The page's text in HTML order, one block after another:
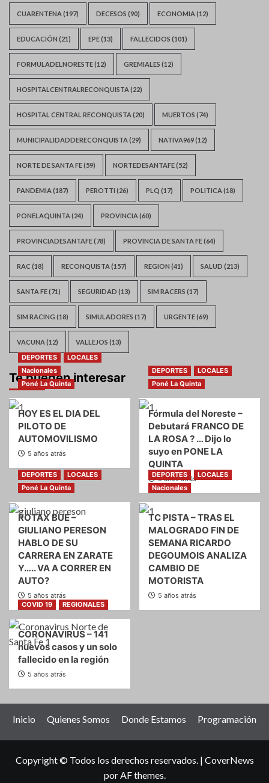
CUARENTENA (197) DECESOS (90) ECONOMIA (12)
EDUCACIÓN (21) EPE(13) FALLECIDOS (101)
FORMULADELNORESTE(12) GREMIALES (12)
HOSPITALCENTRALRECONQUISTA (22)
HOSPITAL CENTRAL RECONQUISTA (20) MUERTOS (74)
MUNICIPALIDADDERECONQUISTA (29) NATIVA969(12)
NORTE DE SANTA FE(59) NORTEDESANTAFE(52)
PANDEMIA (187) PEROTTI (26) PLQ (17) POLITICA (18)
PONELAQUINTA (24) PROVINCIA (60)
PROVINCIADESANTAFE(78) PROVINCIA DE SANTA FE(64)
RAC (18) RECONQUISTA (157) REGION (41) SALUD (213)
SANTA FE(71) SEGURIDAD (13) SIM RACERS (17)
SIM RACING (18) SIMULADORES (17) URGENTE(69)
VACUNA (12) VALLEJOS (13)
Te pueden interesar
DEPORTES
LOCALES
Nacionales
Poné La Quinta
HOY ES EL DIA DEL
PILOTO DE
AUTOMOVILISMO
5 años atrás
DEPORTES
LOCALES
Poné La Quinta
Fórmula del Noreste –
Debutará FRANCO DE
LA ROSA ? … Dijo lo
suyo en PONE LA
QUINTA
5 años atrás
DEPORTES
LOCALES
Poné La Quinta
ROTAX BUE –
GIULIANO PERESON
HABLO DE SU
CARRERA EN ZARATE
Y….. VA A CORRER EN
AUTO?
5 años atrás
DEPORTES
LOCALES
Nacionales
TC PISTA – TRAS EL
MALOGRADO FIN DE
SEMANA RICARDO
DEGOUMOIS ANALIZA
CAMBIO DE
MOTORISTA
5 años atrás
COVID 19
REGIONALES
CORONAVIRUS – 141
nuevos casos y un solo
fallecido en la región
5 años atrás
Inicio Quienes Somos Donde Estamos Programación
Copyright © Todos los derechos reservados. | CoverNews
por AF themes.